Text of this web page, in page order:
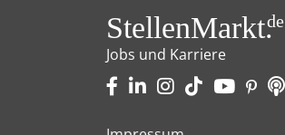
StellenMarkt.de
Jobs und Karriere